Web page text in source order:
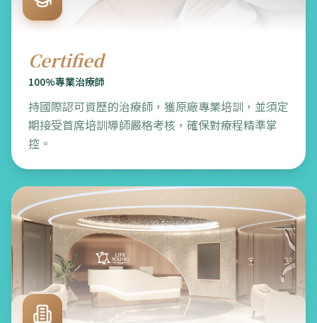
Certified
100%專業治療師
持國際認可資歷的治療師，獲原廠專業培訓，並須定
期接受首席培訓導師嚴格考核，確保對療程精準掌
控。